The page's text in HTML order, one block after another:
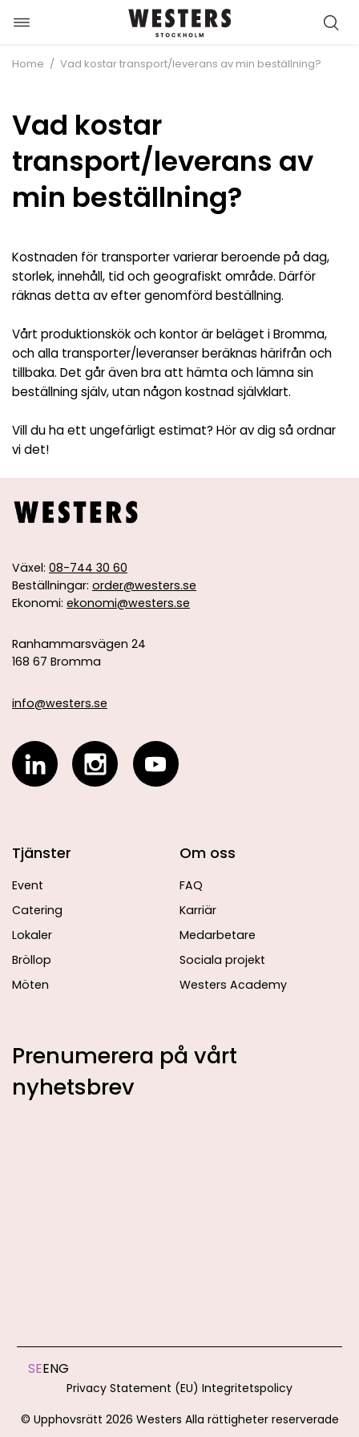
Öppna/stäng
navigation
Hoppa
innehåll
Home / Vad kostar transport/leverans av min beställning?
Vad kostar
transport/leverans av
min beställning?
Kostnaden för transporter varierar beroende på dag,
storlek, innehåll, tid och geografiskt område. Därför
räknas detta av efter genomförd beställning.
Vårt produktionskök och kontor är beläget i Bromma,
och alla transporter/leveranser beräknas härifrån och
tillbaka. Det går även bra att hämta och lämna sin
beställning själv, utan någon kostnad självklart.
Vill du ha ett ungefärligt estimat? Hör av dig så ordnar
vi det!
Växel: 08-744 30 60
Beställningar: order@westers.se
Ekonomi: ekonomi@westers.se
Ranhammarsvägen 24
168 67 Bromma
info@westers.se
Tjänster
Event
Catering
Lokaler
Bröllop
Möten
Om oss
FAQ
Karriär
Medarbetare
Sociala projekt
Westers Academy
Prenumerera på vårt
nyhetsbrev
SEENG
Privacy Statement (EU) Integritetspolicy
© Upphovsrätt 2026 Westers Alla rättigheter reserverade